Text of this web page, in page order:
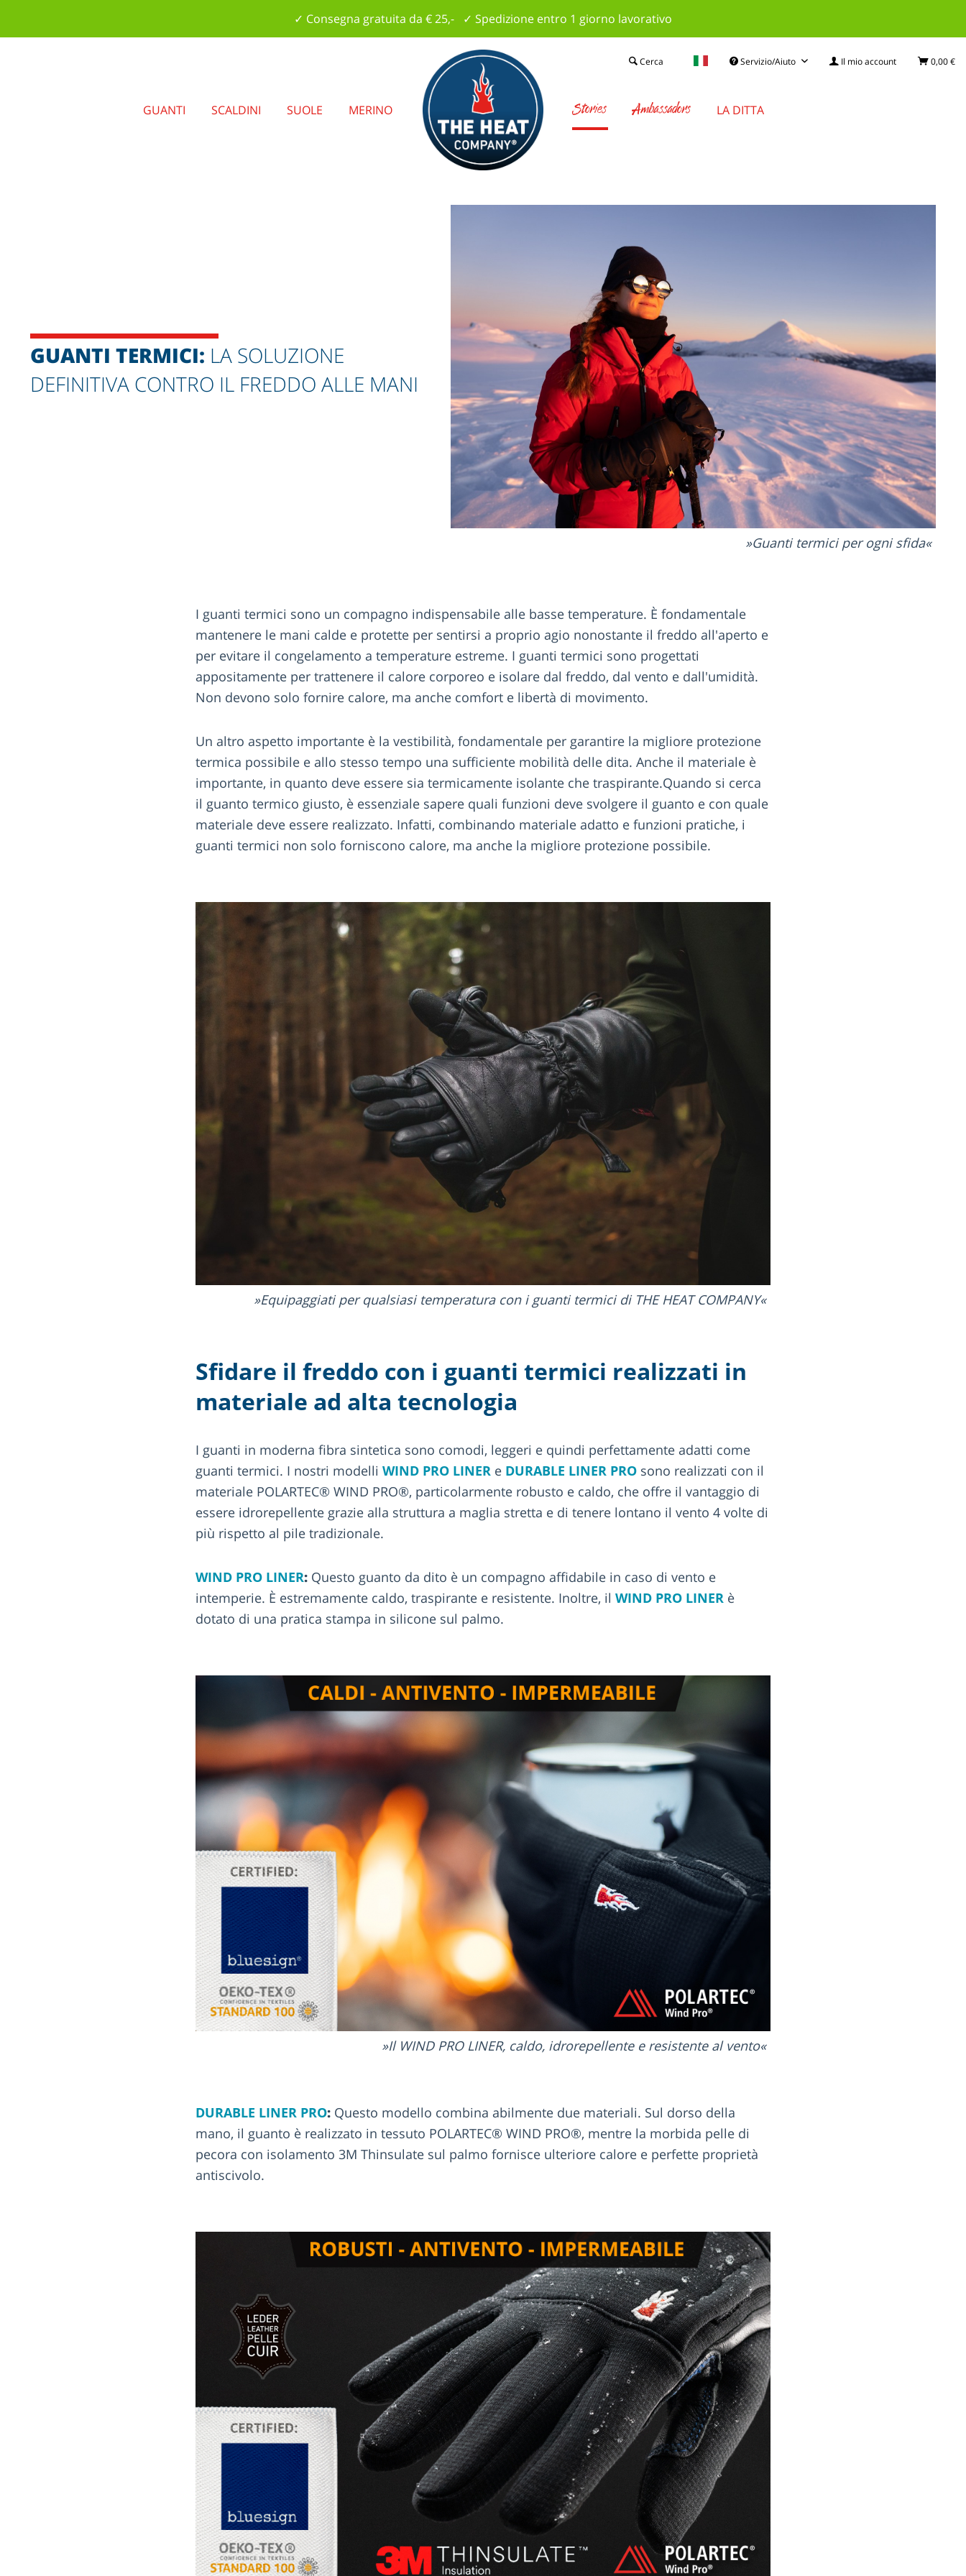
✓ Consegna gratuita da € 25,- ✓ Spedizione entro 1 giorno lavorativo
Servizio/Aiuto Il mio account 0,00 €
Cerca
GUANTI SCALDINI SUOLE MERINO Stories Ambassadors LA DITTA
GUANTI TERMICI: LA SOLUZIONE
DEFINITIVA CONTRO IL FREDDO ALLE MANI
Guanti termici per ogni sfida
I guanti termici sono un compagno indispensabile alle basse temperature. È fondamentale
mantenere le mani calde e protette per sentirsi a proprio agio nonostante il freddo all'aperto e
per evitare il congelamento a temperature estreme. I guanti termici sono progettati
appositamente per trattenere il calore corporeo e isolare dal freddo, dal vento e dall'umidità.
Non devono solo fornire calore, ma anche comfort e libertà di movimento.
Un altro aspetto importante è la vestibilità, fondamentale per garantire la migliore protezione
termica possibile e allo stesso tempo una sufficiente mobilità delle dita. Anche il materiale è
importante, in quanto deve essere sia termicamente isolante che traspirante.Quando si cerca
il guanto termico giusto, è essenziale sapere quali funzioni deve svolgere il guanto e con quale
materiale deve essere realizzato. Infatti, combinando materiale adatto e funzioni pratiche, i
guanti termici non solo forniscono calore, ma anche la migliore protezione possibile.
Equipaggiati per qualsiasi temperatura con i guanti termici di THE HEAT COMPANY
Sfidare il freddo con i guanti termici realizzati in
materiale ad alta tecnologia
I guanti in moderna fibra sintetica sono comodi, leggeri e quindi perfettamente adatti come
guanti termici. I nostri modelli WIND PRO LINER e DURABLE LINER PRO sono realizzati con il
materiale POLARTEC® WIND PRO®, particolarmente robusto e caldo, che offre il vantaggio di
essere idrorepellente grazie alla struttura a maglia stretta e di tenere lontano il vento 4 volte di
più rispetto al pile tradizionale.
WIND PRO LINER: Questo guanto da dito è un compagno affidabile in caso di vento e
intemperie. È estremamente caldo, traspirante e resistente. Inoltre, il WIND PRO LINER è
dotato di una pratica stampa in silicone sul palmo.
Il WIND PRO LINER, caldo, idrorepellente e resistente al vento
DURABLE LINER PRO: Questo modello combina abilmente due materiali. Sul dorso della
mano, il guanto è realizzato in tessuto POLARTEC® WIND PRO®, mentre la morbida pelle di
pecora con isolamento 3M Thinsulate sul palmo fornisce ulteriore calore e perfette proprietà
antiscivolo.